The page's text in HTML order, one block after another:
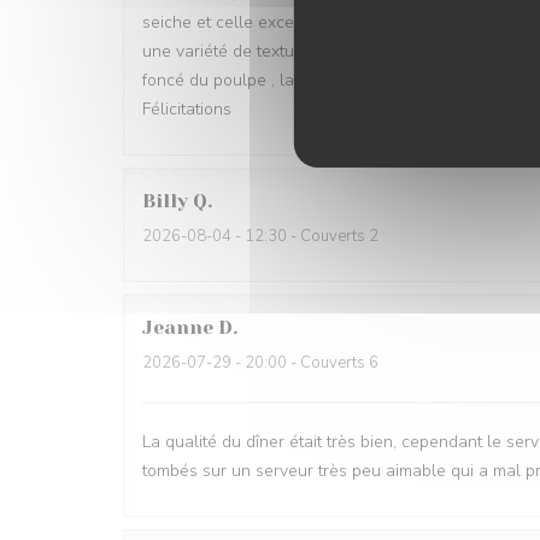
seiche et celle excellente aussi du poulpe en plat
une variété de textures.. Le magnifique vert près
foncé du poulpe , la présentation délicate de la
Félicitations
Billy Q
2026-08-04 - 12:30 - Couverts 2
Jeanne D
2026-07-29 - 20:00 - Couverts 6
La qualité du dîner était très bien, cependant le
tombés sur un serveur très peu aimable qui a mal